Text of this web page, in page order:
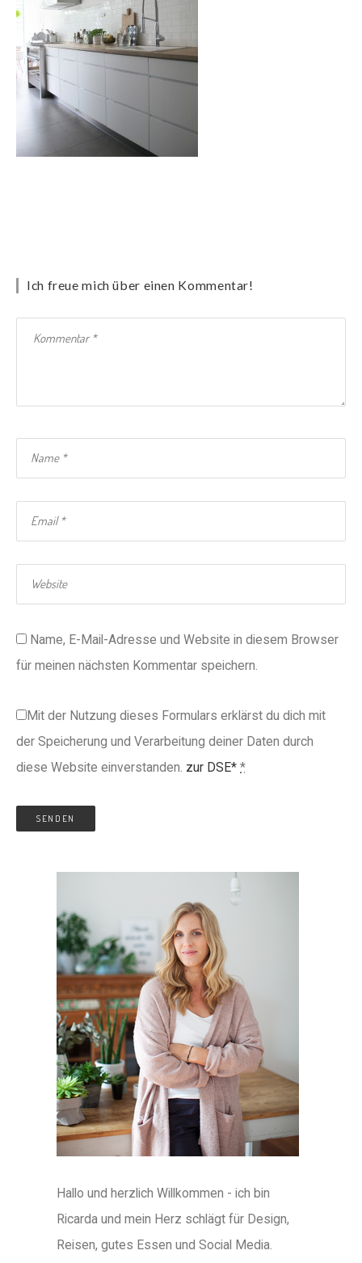
Ich freue mich über einen Kommentar!
Name, E-Mail-Adresse und Website in diesem Browser
für meinen nächsten Kommentar speichern.
Mit der Nutzung dieses Formulars erklärst du dich mit
der Speicherung und Verarbeitung deiner Daten durch
diese Website einverstanden. zur DSE* *
Hallo und herzlich Willkommen - ich bin
Ricarda und mein Herz schlägt für Design,
Reisen, gutes Essen und Social Media.